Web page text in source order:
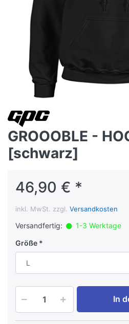
GROOOBLE -
[schwarz]
46,90 € *
inkl. MwSt. zzgl. Versandkosten
Versandfertig:
1-3 Werktage
Größe
In